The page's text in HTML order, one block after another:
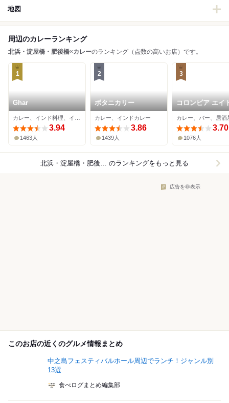
地図
周辺のカレーランキング
北浜・淀屋橋・肥後橋×カレーのランキング（点数の高いお店）です。
1
Ghar
3.94
1463人
2
ボタニカリー
カレー、インドカレー
3.86
1439人
3
コロンビア エイ
浜本店
カレー、バー、居酒
3.70
1076人
北浜・淀屋橋・肥後橋×カレー のランキングをもっと見る
広告を非表示
このお店の近くのグルメ情報まとめ
中之島フェスティバルホール周辺でランチ！ジャンル別
13選
食べログまとめ編集部